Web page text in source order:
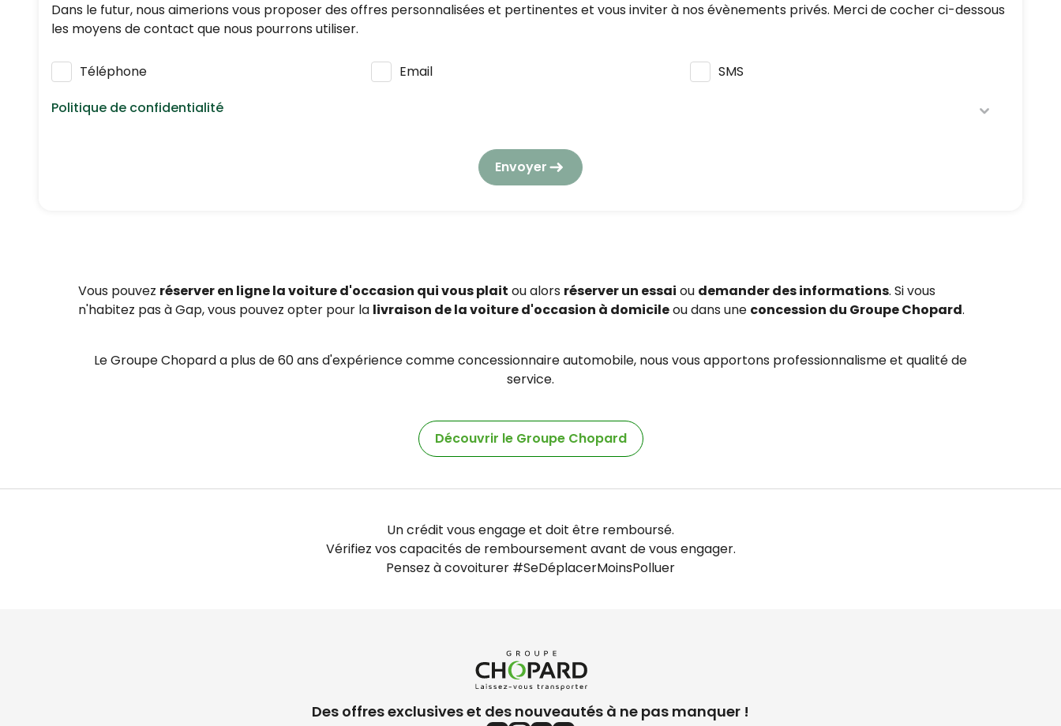
Dans le futur, nous aimerions vous proposer des offres personnalisées et pertinentes et vous inviter à nos évènements privés. Merci de cocher ci-dessous
les moyens de contact que nous pourrons utiliser.
Téléphone Email
SMS
Politique de confidentialité
Nous respectons vos données personnelles : elles seront utilisées et traitées conformément à notre
réglementation en vigueur en matière de protection des données à caractère personnel.
En application de l’article L223-2 du Code de la consommation, vous pouvez vous opposer à tout moment à être démarché par téléphone, en vous
Envoyer
Vous pouvez réserver en ligne la voiture d'occasion qui vous plait ou alors réserver un essai ou demander des informations. Si vous
n'habitez pas à Gap, vous pouvez opter pour la livraison de la voiture d'occasion à domicileou dans une concession du Groupe Chopard.
Le Groupe Chopard a plus de 60 ans d'expérience comme concessionnaire automobile, nous vous apportons professionnalisme et qualité de
service.
Découvrir le Groupe Chopard
Un crédit vous engage et doit être remboursé.
Vérifiez vos capacités de remboursement avant de vous engager.
Pensez à covoiturer #SeDéplacerMoinsPolluer
Des offres exclusives et des nouveautés à ne pas manquer !